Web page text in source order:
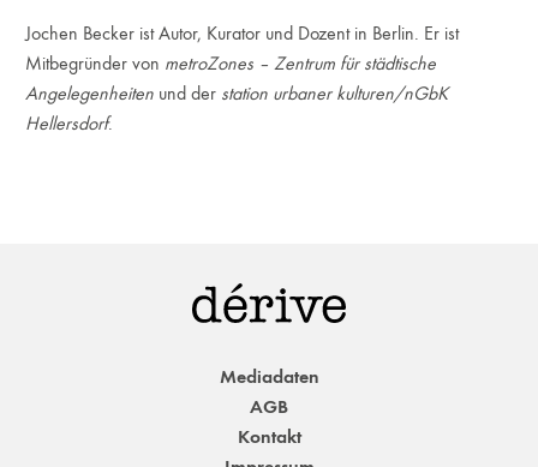
Jochen Becker ist Autor, Kurator und Dozent in Berlin. Er ist
Mitbegründer von metroZones – Zentrum für städtische
Angelegenheiten und der station urbaner kulturen/nGbK
Hellersdorf.
Mediadaten
AGB
Kontakt